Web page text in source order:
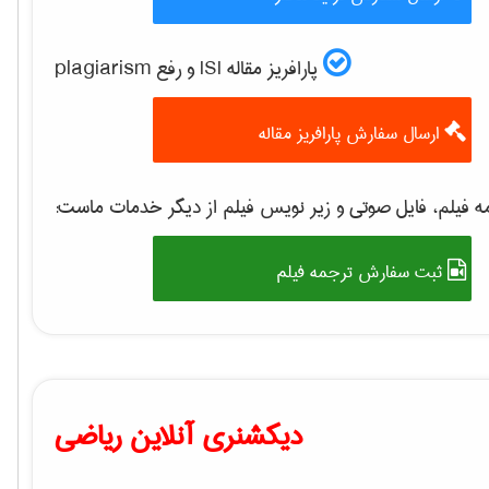
پارافریز مقاله ISI و رفع plagiarism
ارسال سفارش پارافریز مقاله
فیلم، فایل صوتی و زیر نویس فیلم از دیگر خدمات ماست:
ثبت سفارش ترجمه فیلم
دیکشنری آنلاین ریاضی